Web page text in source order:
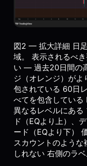
図2 — 拡大詳細 日
域。 表示されるべ
い — 過去20日間の
ジ（オレンジ）が
包されている 60日
べてを包含してい
異なるレベルにある
ド（EQより上）、
ード（EQより下）
スカウントのよう
しれない 右側のラ